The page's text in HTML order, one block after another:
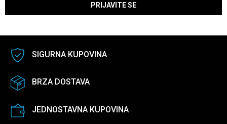
PRIJAVITE SE
SIGURNA KUPOVINA
BRZA DOSTAVA
JEDNOSTAVNA KUPOVINA